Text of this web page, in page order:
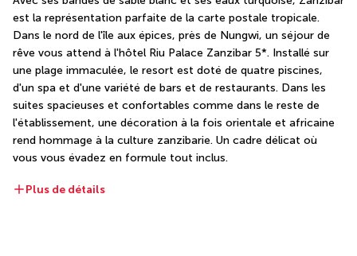
est la représentation parfaite de la carte postale tropicale.
Dans le nord de l'île aux épices, près de Nungwi, un séjour de
rêve vous attend à l'hôtel Riu Palace Zanzibar 5*. Installé sur
une plage immaculée, le resort est doté de quatre piscines,
d'un spa et d'une variété de bars et de restaurants. Dans les
suites spacieuses et confortables comme dans le reste de
l'établissement, une décoration à la fois orientale et africaine
rend hommage à la culture zanzibarie. Un cadre délicat où
vous vous évadez en formule tout inclus.
Plus de détails